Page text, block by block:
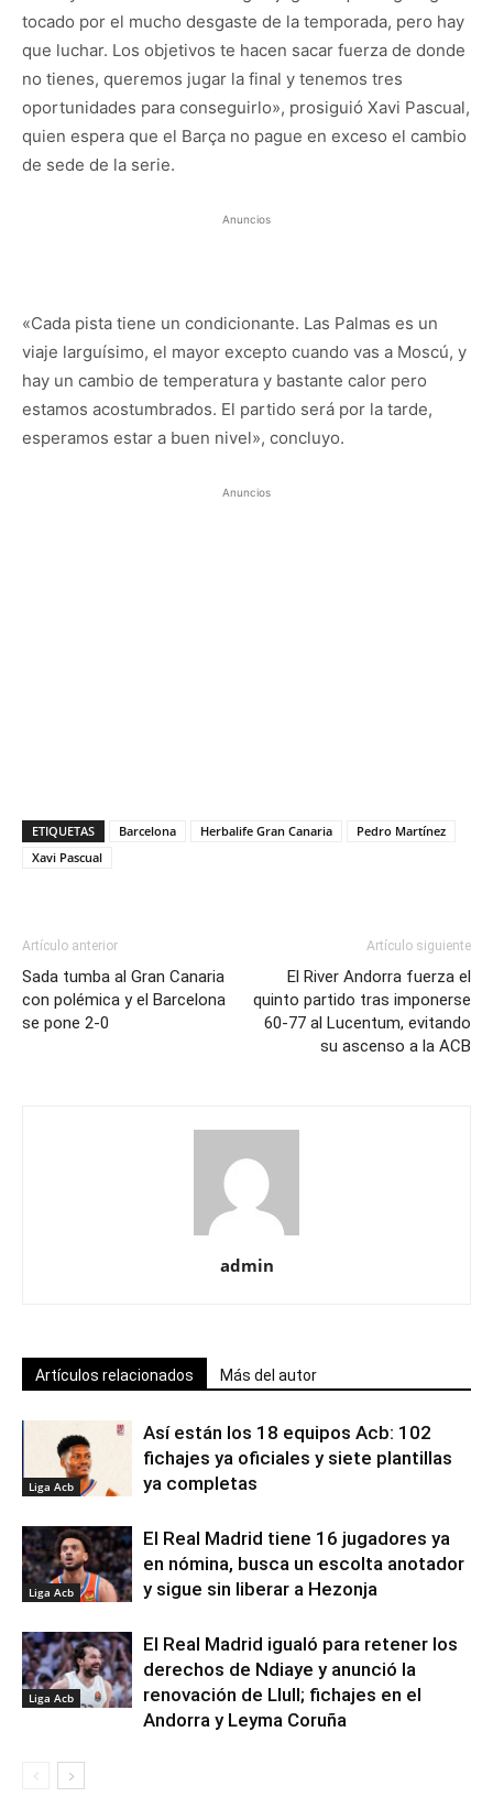
tocado por el mucho desgaste de la temporada, pero hay
que luchar. Los objetivos te hacen sacar fuerza de donde
no tienes, queremos jugar la final y tenemos tres
oportunidades para conseguirlo», prosiguió Xavi Pascual,
quien espera que el Barça no pague en exceso el cambio
de sede de la serie.
Anuncios
«Cada pista tiene un condicionante. Las Palmas es un
viaje larguísimo, el mayor excepto cuando vas a Moscú, y
hay un cambio de temperatura y bastante calor pero
estamos acostumbrados. El partido será por la tarde,
esperamos estar a buen nivel», concluyo.
Anuncios
ETIQUETAS Barcelona Herbalife Gran Canaria
Pedro Martínez
Xavi Pascual
Artículo anterior
Sada tumba al Gran Canaria
con polémica y el Barcelona
se pone 2-0
Artículo siguiente
El River Andorra fuerza el
quinto partido tras imponerse
60-77 al Lucentum, evitando
su ascenso a la ACB
admin
Artículos relacionados Más del autor
Liga Acb
Así están los 18 equipos Acb: 102
fichajes ya oficiales y siete plantillas
ya completas
Liga Acb
El Real Madrid tiene 16 jugadores ya
en nómina, busca un escolta anotador
y sigue sin liberar a Hezonja
Liga Acb
El Real Madrid igualó para retener los
derechos de Ndiaye y anunció la
renovación de Llull; fichajes en el
Andorra y Leyma Coruña